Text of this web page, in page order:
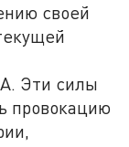
своей
Эти силы
провокацию